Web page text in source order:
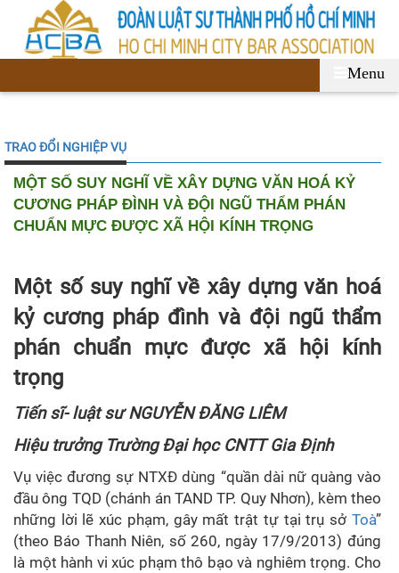
Menu
TRAO ĐỔI NGHIỆP VỤ
MỘT SỐ SUY NGHĨ VỀ XÂY DỰNG VĂN HOÁ KỶ
CƯƠNG PHÁP ĐÌNH VÀ ĐỘI NGŨ THẨM PHÁN
CHUẨN MỰC ĐƯỢC XÃ HỘI KÍNH TRỌNG
Một số suy nghĩ về xây dựng văn hoá
kỷ cương pháp đình và đội ngũ thẩm
phán chuẩn mực được xã hội kính
trọng
Tiến sĩ- luật sư NGUYỄN ĐĂNG LIÊM
Hiệu trưởng Trường Đại học CNTT Gia Định
Vụ việc đương sự NTXĐ dùng “quần dài nữ quàng vào
đầu ông TQD (chánh án TAND TP. Quy Nhơn), kèm theo
những lời lẽ xúc phạm, gây mất trật tự tại trụ sở Toà”
(theo Báo Thanh Niên, số 260, ngày 17/9/2013) đúng
là một hành vi xúc phạm thô bạo và nghiêm trọng. Cho